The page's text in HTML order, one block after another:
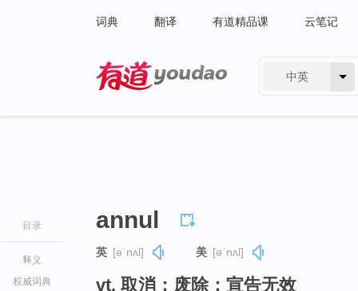
词典 翻译 有道精品课 云笔记
中英
目录
释义
权威词典
annul
英 [əˈnʌl] 美 [əˈnʌl]
vt. 取消；废除；宣告无效